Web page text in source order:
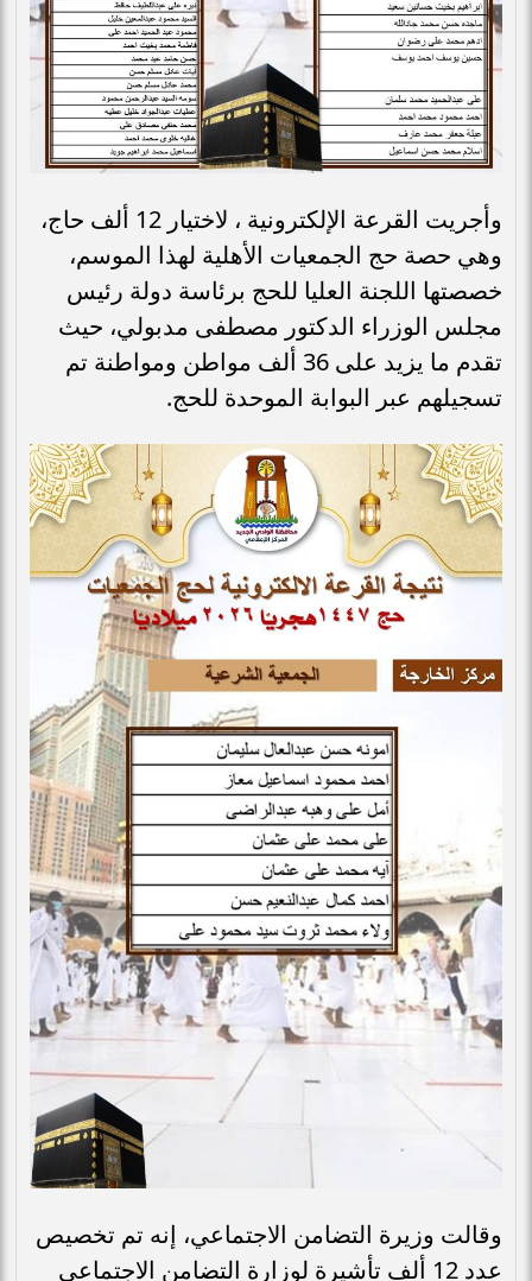
وأجريت القرعة الإلكترونية ، لاختيار 12 ألف حاج،
وهي حصة حج الجمعيات الأهلية لهذا الموسم،
خصصتها اللجنة العليا للحج برئاسة دولة رئيس
مجلس الوزراء الدكتور مصطفى مدبولي، حيث
تقدم ما يزيد على 36 ألف مواطن ومواطنة تم
تسجيلهم عبر البوابة الموحدة للحج.
وقالت وزيرة التضامن الاجتماعي، إنه تم تخصيص
عدد 12 ألف تأشيرة لوزارة التضامن الاجتماعي